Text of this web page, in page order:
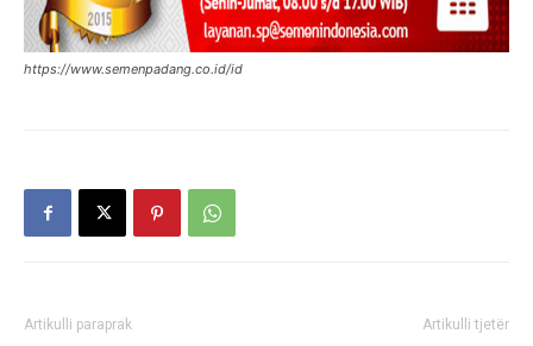
https://www.semenpadang.co.id/id
Artikulli paraprak Artikulli tjetër